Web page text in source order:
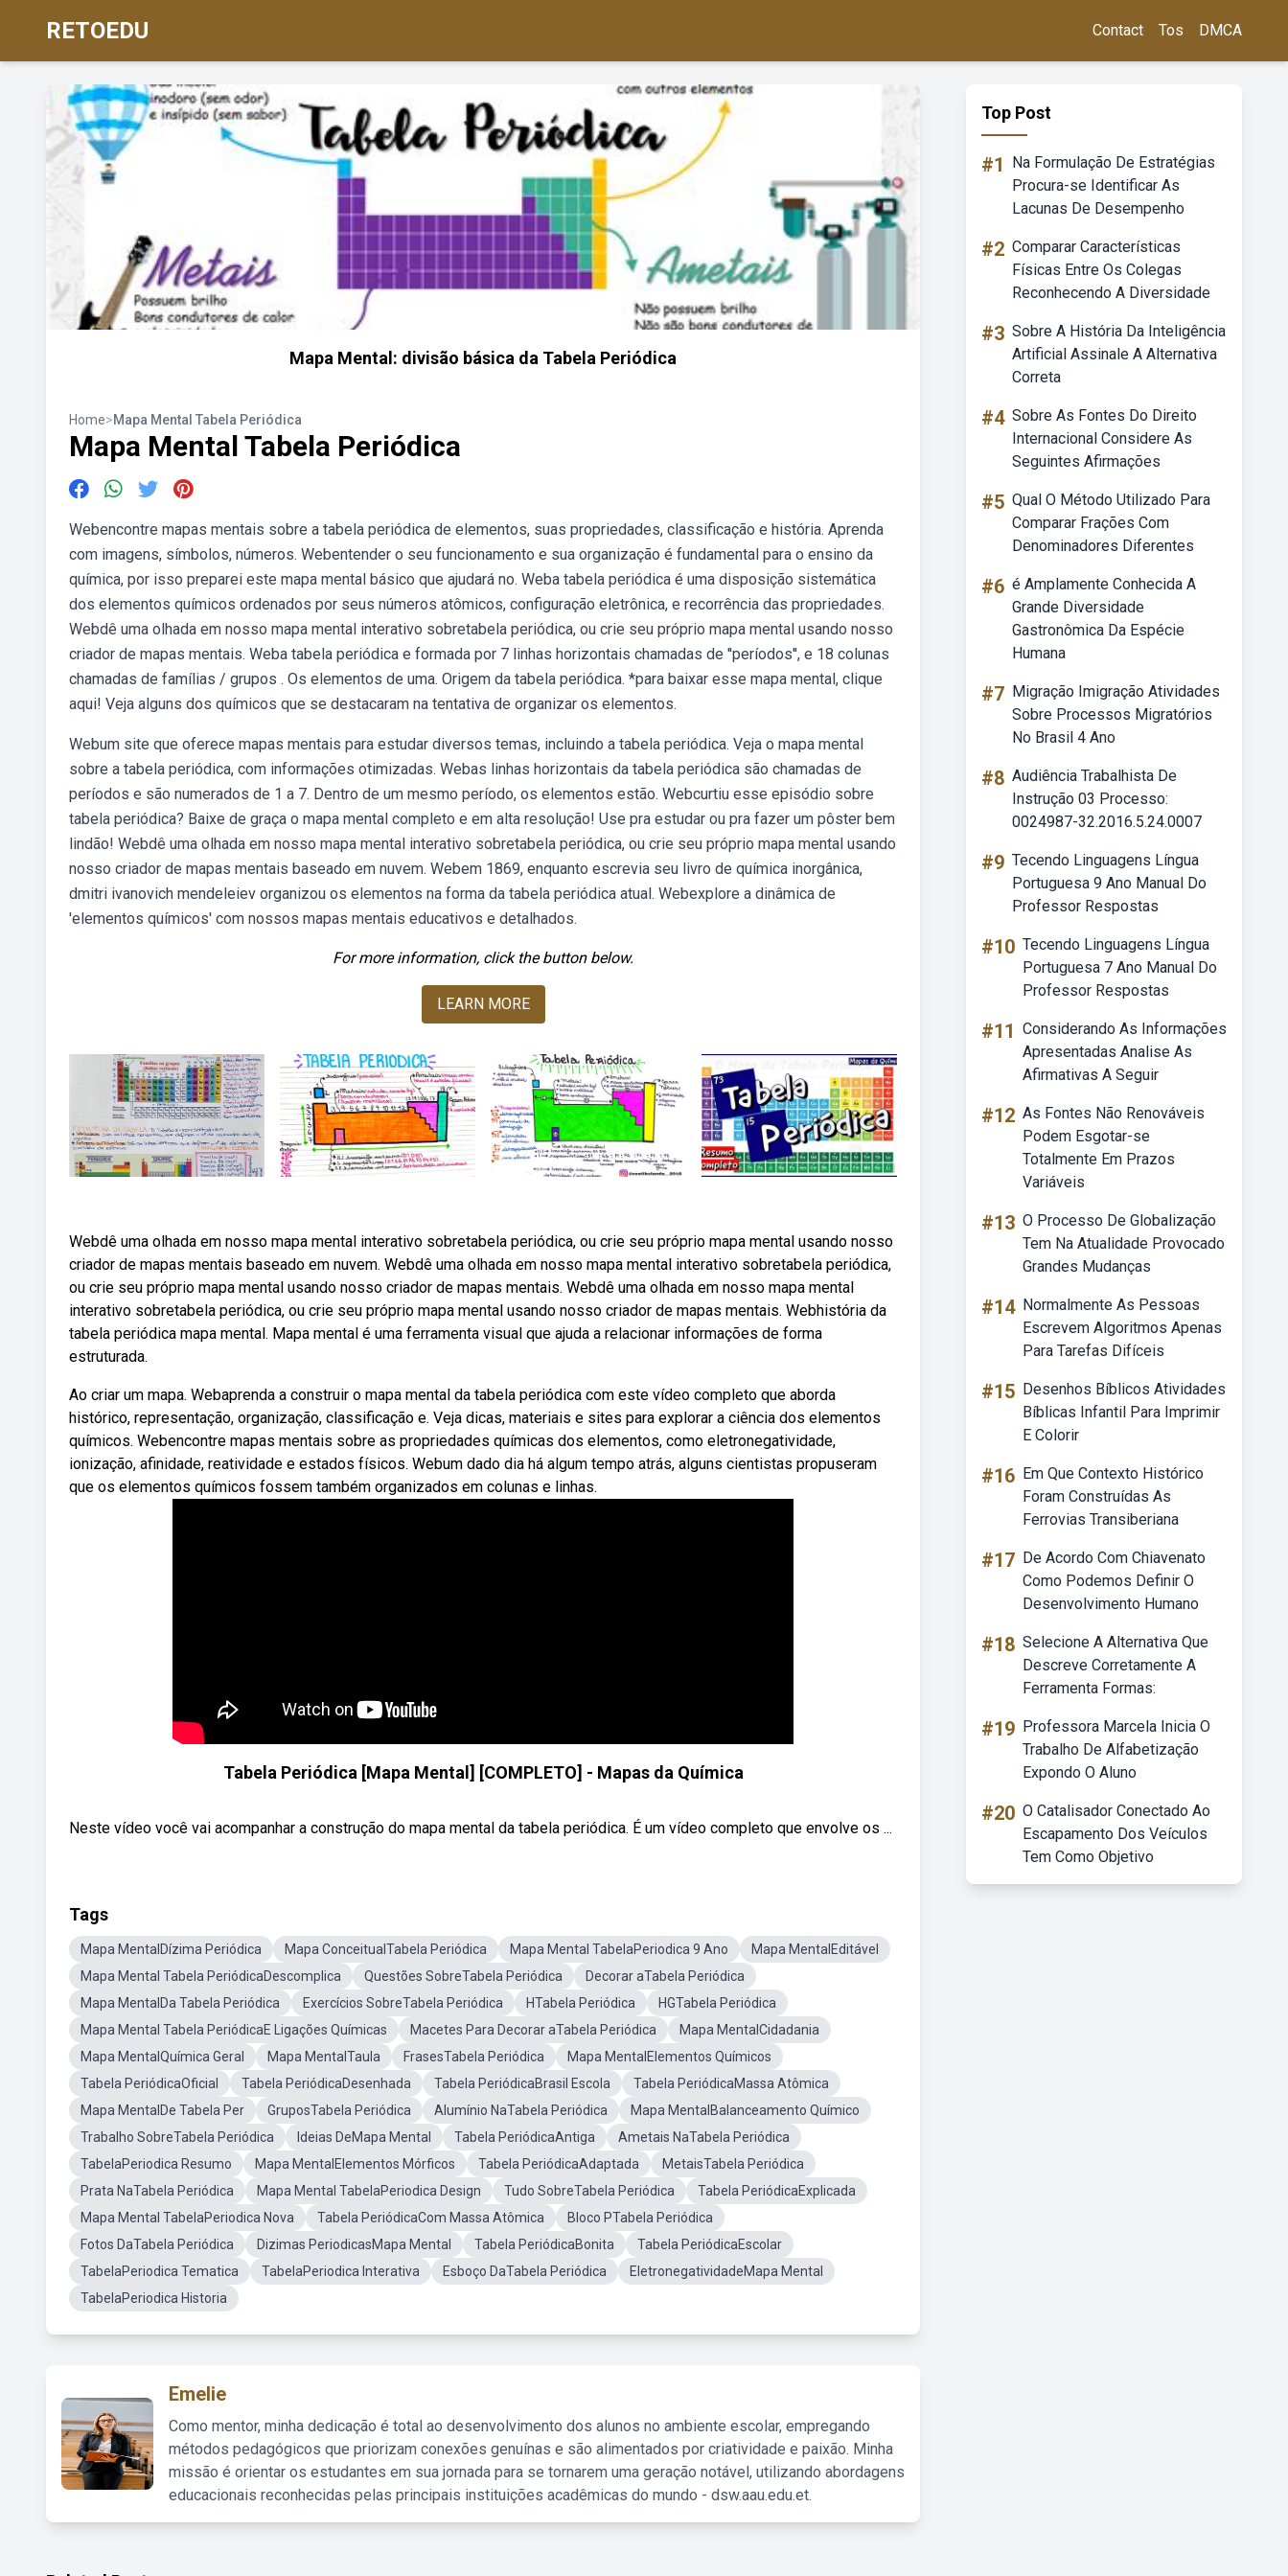
RETOEDU Contact Tos DMCA
Mapa Mental: divisão básica da Tabela Periódica
Home>Mapa Mental Tabela Periódica
Mapa Mental Tabela Periódica
Webencontre mapas mentais sobre a tabela periódica de elementos, suas propriedades, classificação e história. Aprenda
com imagens, símbolos, números. Webentender o seu funcionamento e sua organização é fundamental para o ensino da
química, por isso preparei este mapa mental básico que ajudará no. Weba tabela periódica é uma disposição sistemática
dos elementos químicos ordenados por seus números atômicos, configuração eletrônica, e recorrência das propriedades.
Webdê uma olhada em nosso mapa mental interativo sobretabela periódica, ou crie seu próprio mapa mental usando nosso
criador de mapas mentais. Weba tabela periódica e formada por 7 linhas horizontais chamadas de ''períodos'', e 18 colunas
chamadas de famílias / grupos . Os elementos de uma. Origem da tabela periódica. *para baixar esse mapa mental, clique
aqui! Veja alguns dos químicos que se destacaram na tentativa de organizar os elementos.
Webum site que oferece mapas mentais para estudar diversos temas, incluindo a tabela periódica. Veja o mapa mental
sobre a tabela periódica, com informações otimizadas. Webas linhas horizontais da tabela periódica são chamadas de
períodos e são numerados de 1 a 7. Dentro de um mesmo período, os elementos estão. Webcurtiu esse episódio sobre
tabela periódica? Baixe de graça o mapa mental completo e em alta resolução! Use pra estudar ou pra fazer um pôster bem
lindão! Webdê uma olhada em nosso mapa mental interativo sobretabela periódica, ou crie seu próprio mapa mental usando
nosso criador de mapas mentais baseado em nuvem. Webem 1869, enquanto escrevia seu livro de química inorgânica,
dmitri ivanovich mendeleiev organizou os elementos na forma da tabela periódica atual. Webexplore a dinâmica de
'elementos químicos' com nossos mapas mentais educativos e detalhados.
For more information, click the button below.
LEARN MORE
Webdê uma olhada em nosso mapa mental interativo sobretabela periódica, ou crie seu próprio mapa mental usando nosso
criador de mapas mentais baseado em nuvem. Webdê uma olhada em nosso mapa mental interativo sobretabela periódica,
ou crie seu próprio mapa mental usando nosso criador de mapas mentais. Webdê uma olhada em nosso mapa mental
interativo sobretabela periódica, ou crie seu próprio mapa mental usando nosso criador de mapas mentais. Webhistória da
tabela periódica mapa mental. Mapa mental é uma ferramenta visual que ajuda a relacionar informações de forma
estruturada.
Ao criar um mapa. Webaprenda a construir o mapa mental da tabela periódica com este vídeo completo que aborda
histórico, representação, organização, classificação e. Veja dicas, materiais e sites para explorar a ciência dos elementos
químicos. Webencontre mapas mentais sobre as propriedades químicas dos elementos, como eletronegatividade,
ionização, afinidade, reatividade e estados físicos. Webum dado dia há algum tempo atrás, alguns cientistas propuseram
que os elementos químicos fossem também organizados em colunas e linhas.
Tabela Periódica [Mapa Mental] [COMPLETO] - Mapas da Química
Neste vídeo você vai acompanhar a construção do mapa mental da tabela periódica. É um vídeo completo que envolve os ...
Tags
Mapa MentalDízima Periódica Mapa ConceitualTabela Periódica Mapa Mental TabelaPeriodica 9 Ano
Mapa MentalEditável
Mapa Mental Tabela PeriódicaDescomplica
Questões SobreTabela Periódica
Decorar aTabela Periódica
Mapa MentalDa Tabela Periódica
Exercícios SobreTabela Periódica HTabela Periódica
HGTabela Periódica
Mapa Mental Tabela PeriódicaE Ligações Químicas
Macetes Para Decorar aTabela Periódica
Mapa MentalCidadania
Mapa MentalQuímica Geral
Mapa MentalTaula FrasesTabela Periódica
Mapa MentalElementos Químicos
Tabela PeriódicaOficial
Tabela PeriódicaDesenhada Tabela PeriódicaBrasil Escola
Tabela PeriódicaMassa Atômica
Mapa MentalDe Tabela Per
GruposTabela Periódica Alumínio NaTabela Periódica
Mapa MentalBalanceamento Químico
Trabalho SobreTabela Periódica
Ideias DeMapa Mental Tabela PeriódicaAntiga
Ametais NaTabela Periódica
TabelaPeriodica Resumo
Mapa MentalElementos Mórficos Tabela PeriódicaAdaptada
MetaisTabela Periódica
Prata NaTabela Periódica
Mapa Mental TabelaPeriodica Design Tudo SobreTabela Periódica
Tabela PeriódicaExplicada
Mapa Mental TabelaPeriodica Nova
Tabela PeriódicaCom Massa Atômica
Bloco PTabela Periódica
Fotos DaTabela Periódica
Dizimas PeriodicasMapa Mental Tabela PeriódicaBonita
Tabela PeriódicaEscolar
TabelaPeriodica Tematica
TabelaPeriodica Interativa Esboço DaTabela Periódica
EletronegatividadeMapa Mental
TabelaPeriodica Historia
Emelie
Como mentor, minha dedicação é total ao desenvolvimento dos alunos no ambiente escolar, empregando
métodos pedagógicos que priorizam conexões genuínas e são alimentados por criatividade e paixão. Minha
missão é orientar os estudantes em sua jornada para se tornarem uma geração notável, utilizando abordagens
educacionais reconhecidas pelas principais instituições acadêmicas do mundo - dsw.aau.edu.et.
Top Post
#1
Na Formulação De Estratégias
Procura-se Identificar As
Lacunas De Desempenho
#2 Comparar Características
Físicas Entre Os Colegas
Reconhecendo A Diversidade
#3 Sobre A História Da Inteligência
Artificial Assinale A Alternativa
Correta
#4 Sobre As Fontes Do Direito
Internacional Considere As
Seguintes Afirmações
#5 Qual O Método Utilizado Para
Comparar Frações Com
Denominadores Diferentes
#6 é Amplamente Conhecida A
Grande Diversidade
Gastronômica Da Espécie
Humana
#7 Migração Imigração Atividades
Sobre Processos Migratórios
No Brasil 4 Ano
#8 Audiência Trabalhista De
Instrução 03 Processo:
0024987-32.2016.5.24.0007
#9 Tecendo Linguagens Língua
Portuguesa 9 Ano Manual Do
Professor Respostas
#10 Tecendo Linguagens Língua
Portuguesa 7 Ano Manual Do
Professor Respostas
#11 Considerando As Informações
Apresentadas Analise As
Afirmativas A Seguir
#12 As Fontes Não Renováveis
Podem Esgotar-se
Totalmente Em Prazos
Variáveis
#13 O Processo De Globalização
Tem Na Atualidade Provocado
Grandes Mudanças
#14 Normalmente As Pessoas
Escrevem Algoritmos Apenas
Para Tarefas Difíceis
#15 Desenhos Bíblicos Atividades
Bíblicas Infantil Para Imprimir
E Colorir
#16 Em Que Contexto Histórico
Foram Construídas As
Ferrovias Transiberiana
#17 De Acordo Com Chiavenato
Como Podemos Definir O
Desenvolvimento Humano
#18 Selecione A Alternativa Que
Descreve Corretamente A
Ferramenta Formas:
#19 Professora Marcela Inicia O
Trabalho De Alfabetização
Expondo O Aluno
#20 O Catalisador Conectado Ao
Escapamento Dos Veículos
Tem Como Objetivo